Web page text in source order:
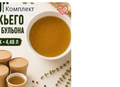
Комплект